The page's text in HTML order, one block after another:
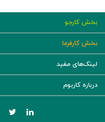
بخش کارجو
بخش کارفرما
لینک‌های مفید
درباره کاربوم